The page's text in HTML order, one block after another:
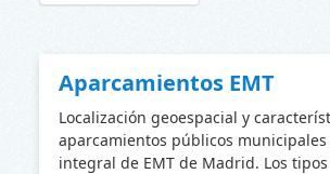
Aparcamientos EMT
Localización geoespacial y
aparcamientos públicos
integral de EMT de Madrid. Los